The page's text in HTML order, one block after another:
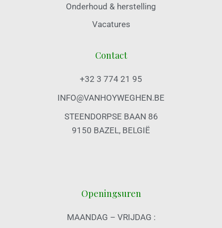
Onderhoud & herstelling
Vacatures
Contact
+32 3 774 21 95
INFO@VANHOYWEGHEN.BE
STEENDORPSE BAAN 86
9150 BAZEL, BELGIË
Openingsuren
MAANDAG – VRIJDAG :